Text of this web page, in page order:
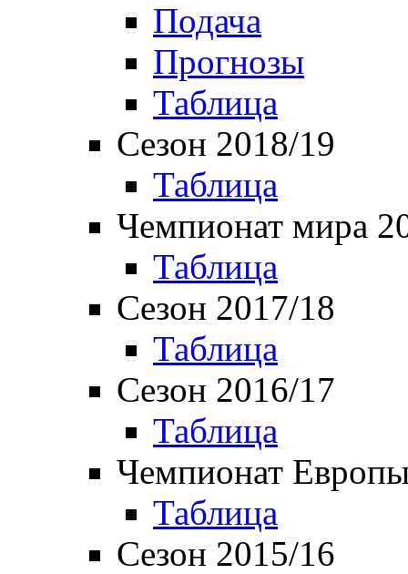
Подача
Прогнозы
Таблица
Сезон 2018/19
Таблица
Чемпионат мира
Таблица
Сезон 2017/18
Таблица
Сезон 2016/17
Таблица
Чемпионат
Таблица
Сезон 2015/16